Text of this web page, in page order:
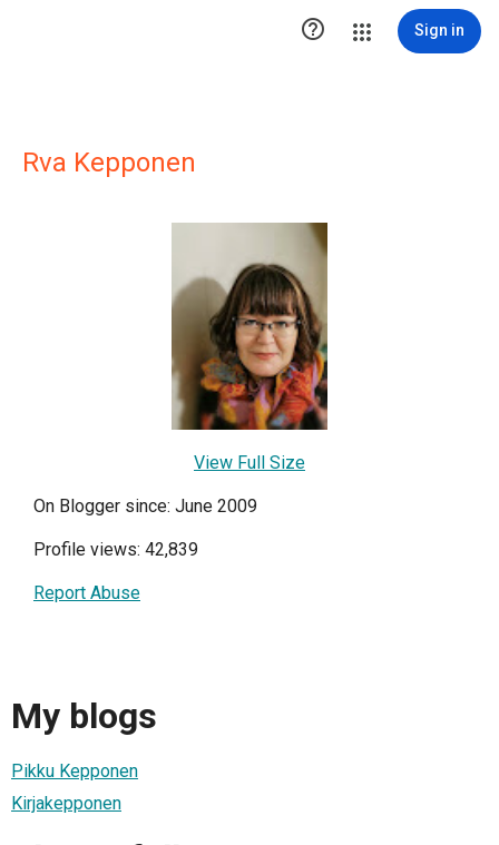
 Sign in
Rva Kepponen
View Full Size
On Blogger since: June 2009
Profile views: 42,839
Report Abuse
My blogs
Pikku Kepponen
Kirjakepponen